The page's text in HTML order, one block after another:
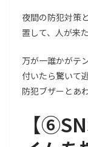
夜間の防犯対策
置して、人が来
万が一誰かがテ
付いたら驚いて
防犯ブザーとあ
【